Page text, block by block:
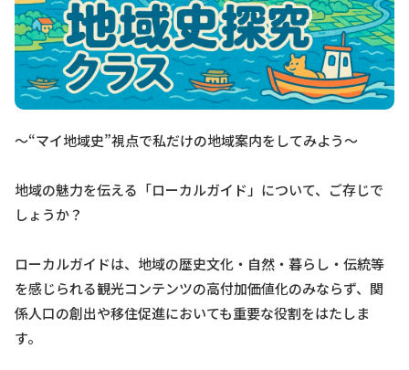
～“マイ地域史”視点で私だけの地域案内をしてみよう～
地域の魅力を伝える「ローカルガイド」について、ご存じで
しょうか？
ローカルガイドは、地域の歴史文化・自然・暮らし・伝統等
を感じられる観光コンテンツの高付加価値化のみならず、関
係人口の創出や移住促進においても重要な役割をはたしま
す。